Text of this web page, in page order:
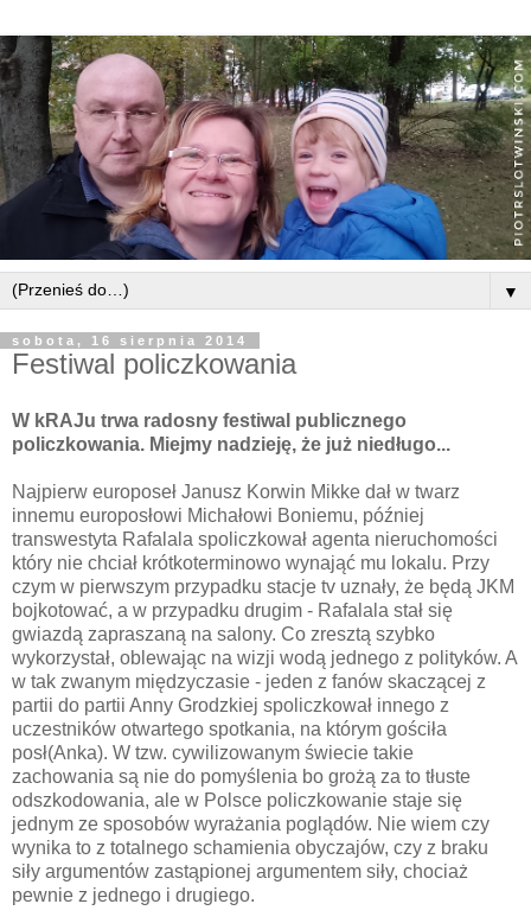
▼
sobota, 16 sierpnia 2014
Festiwal policzkowania
W kRAJu trwa radosny festiwal publicznego
policzkowania. Miejmy nadzieję, że już niedługo...
Najpierw europoseł Janusz Korwin Mikke dał w twarz
innemu europosłowi Michałowi Boniemu, później
transwestyta Rafalala spoliczkował agenta nieruchomości
który nie chciał krótkoterminowo wynająć mu lokalu. Przy
czym w pierwszym przypadku stacje tv uznały, że będą JKM
bojkotować, a w przypadku drugim - Rafalala stał się
gwiazdą zapraszaną na salony. Co zresztą szybko
wykorzystał, oblewając na wizji wodą jednego z polityków. A
w tak zwanym międzyczasie - jeden z fanów skaczącej z
partii do partii Anny Grodzkiej spoliczkował innego z
uczestników otwartego spotkania, na którym gościła
posł(Anka). W tzw. cywilizowanym świecie takie
zachowania są nie do pomyślenia bo grożą za to tłuste
odszkodowania, ale w Polsce policzkowanie staje się
jednym ze sposobów wyrażania poglądów. Nie wiem czy
wynika to z totalnego schamienia obyczajów, czy z braku
siły argumentów zastąpionej argumentem siły, chociaż
pewnie z jednego i drugiego.